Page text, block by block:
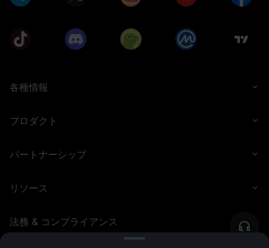
各種情報
プロダクト
パートナーシップ
リソース
法務 & コンプライアンス